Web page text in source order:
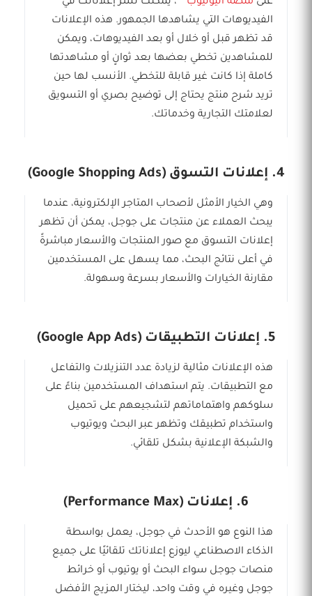
الفيديوهات التي يشاهدها الجمهور. هذه الإعلانات
قد تظهر قبل أو خلال أو بعد الفيديوهات، ويمكن
للمشاهدين تخطي بعضها بعد ثوانٍ أو مشاهدتها
كاملة إذا كانت غير قابلة للتخطي. الأنسب لها حين
تريد شرح منتج يحتاج إلى توضيح بصري أو التسويق
لعلامتك التجارية وخدماتك.
4. إعلانات التسوق (Google Shopping Ads)
وهي الخيار الأمثل لأصحاب المتاجر الإلكترونية، عندما
يبحث العملاء عن منتجات على جوجل، يمكن أن تظهر
إعلانات التسوق مع صور المنتجات والأسعار مباشرةً
في أعلى نتائج البحث، مما يسهل على المستخدمين
مقارنة الخيارات والأسعار بسرعة وسهولة.
5. إعلانات التطبيقات (Google App Ads)
هذه الإعلانات مثالية لزيادة عدد التنزيلات والتفاعل
مع التطبيقات. يتم استهداف المستخدمين بناءً على
سلوكهم واهتماماتهم لتشجيعهم على تحميل
واستخدام تطبيقك وتظهر عبر البحث ويوتيوب
والشبكة الإعلانية بشكل تلقائي.
6. إعلانات (Performance Max)
هذا النوع هو الأحدث في جوجل، يعمل بواسطة
الذكاء الاصطناعي ليوزع إعلاناتك تلقائيًا على جميع
منصات جوجل سواء البحث أو يوتيوب أو خرائط
جوجل وغيره في وقت واحد، ليختار المزيج الأفضل